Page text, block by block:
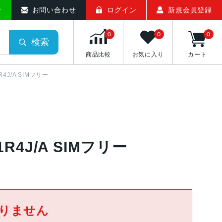
お問い合わせ ログイン 新規会員登録
検索
商品比較
0
お気に入り
0
カート
0
A SIMフリー
A SIMフリー
ません